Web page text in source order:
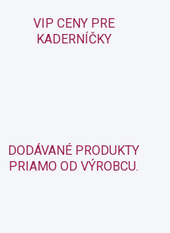
VIP CENY PRE
KADERNÍČKY
DODÁVANÉ PRODUKTY
PRIAMO OD VÝROBCU.